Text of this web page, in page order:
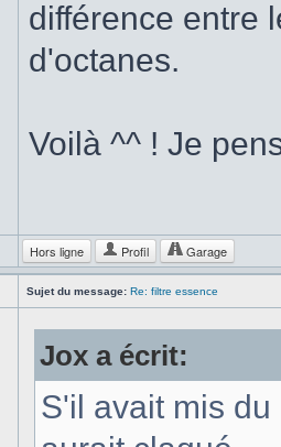
différence entre
d'octanes.
Voilà ^^ ! Je
Hors ligne Profil Garage
Sujet du message: Re: filtre essence
Jox a écrit:
S'il avait mis